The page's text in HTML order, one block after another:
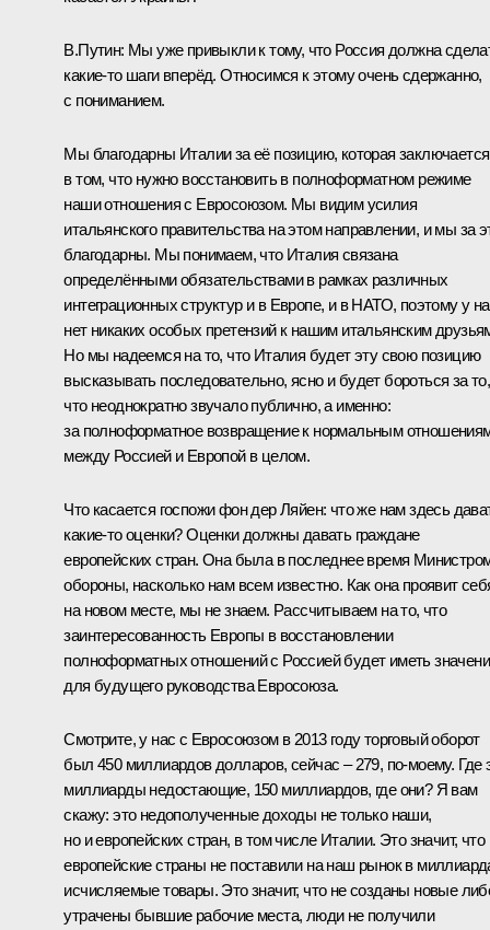
В.Путин: Мы уже привыкли к тому, что Россия должна
какие‑то шаги вперёд. Относимся к этому очень сдержанно,
с пониманием.
Мы благодарны Италии за её позицию, которая заключается
в том, что нужно восстановить в полноформатном режиме
наши отношения с Евросоюзом. Мы видим усилия
итальянского правительства на этом направлении, и мы за
благодарны. Мы понимаем, что Италия связана
определёнными обязательствами в рамках различных
интеграционных структур и в Европе, и в НАТО, поэтому у
нет никаких особых претензий к нашим итальянским
Но мы надеемся на то, что Италия будет эту свою позицию
высказывать последовательно, ясно и будет бороться за то,
что неоднократно звучало публично, а именно:
за полноформатное возвращение к нормальным
между Россией и Европой в целом.
Что касается госпожи фон дер Ляйен: что же нам здесь
какие‑то оценки? Оценки должны давать граждане
европейских стран. Она была в последнее время
обороны, насколько нам всем известно. Как она проявит
на новом месте, мы не знаем. Рассчитываем на то, что
заинтересованность Европы в восстановлении
полноформатных отношений с Россией будет иметь
для будущего руководства Евросоюза.
Смотрите, у нас с Евросоюзом в 2013 году торговый оборот
был 450 миллиардов долларов, сейчас – 279, по‑моему. Где
миллиарды недостающие, 150 миллиардов, где они? Я вам
скажу: это недополученные доходы не только наши,
но и европейских стран, в том числе Италии. Это значит, что
европейские страны не поставили на наш рынок в
исчисляемые товары. Это значит, что не созданы новые
утрачены бывшие рабочие места, люди не получили